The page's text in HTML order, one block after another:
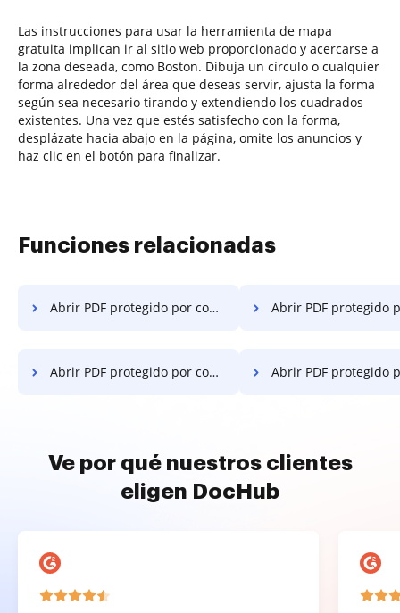
Las instrucciones para usar la herramienta de mapa
gratuita implican ir al sitio web proporcionado y acercarse a
la zona deseada, como Boston. Dibuja un círculo o cualquier
forma alrededor del área que deseas servir, ajusta la forma
según sea necesario tirando y extendiendo los cuadrados
existentes. Una vez que estés satisfecho con la forma,
desplázate hacia abajo en la página, omite los anuncios y
haz clic en el botón para finalizar.
Funciones relacionadas
Abrir PDF protegido por contraseña en Chromebook Abrir PDF protegido por
Abrir PDF protegido por contraseña en la computadora Abrir PDF protegido por contraseña en
Ve por qué nuestros clientes
eligen DocHub